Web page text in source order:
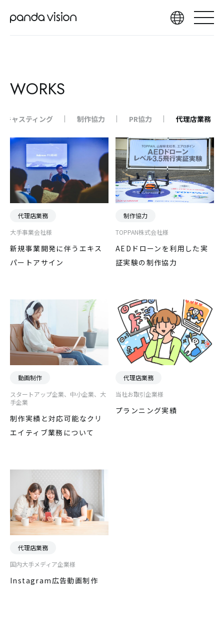
WORKS
キャスティング 制作協力 PR協力 代理店業務
代理店業務
大手事業会社様
新規事業開発に伴うエキス
パートアサイン
制作協力
TOPPAN株式会社様
AEDドローンを利用した実
証実験の制作協力
動画制作
スタートアップ企業、中小企業、大
手企業
制作実績と対応可能なクリ
エイティブ業務について
代理店業務
当社お取引企業様
プランニング実績
代理店業務
国内大手メディア企業様
Instagram広告動画制作